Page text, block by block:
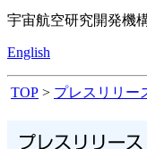
宇宙航空研究開発機
English
TOP > プレスリリー